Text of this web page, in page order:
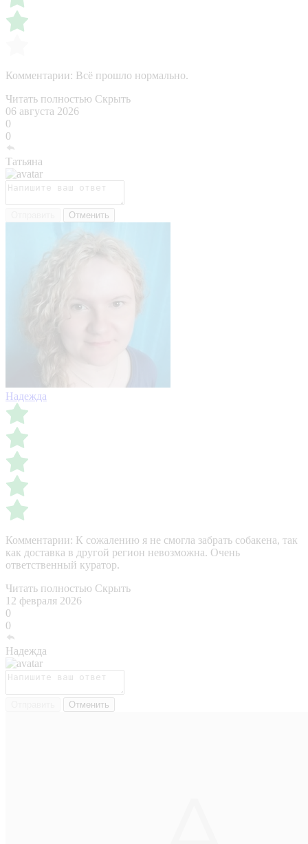
Комментарии: Всё прошло нормально.
Читать полностью Скрыть
06 августа 2026
0
0
Татьяна
Отменить
Надежда
Комментарии: К сожалению я не смогла забрать собакена, так
как доставка в другой регион невозможна. Очень
ответственный куратор.
Читать полностью Скрыть
12 февраля 2026
0
0
Надежда
Отменить